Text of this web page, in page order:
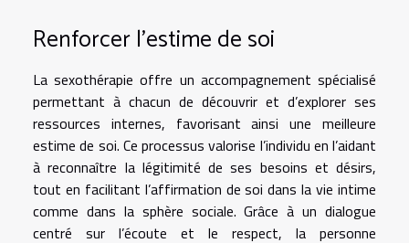
Renforcer l’estime de soi
La sexothérapie offre un accompagnement spécialisé
permettant à chacun de découvrir et d’explorer ses
ressources internes, favorisant ainsi une meilleure
estime de soi. Ce processus valorise l’individu en l’aidant
à reconnaître la légitimité de ses besoins et désirs,
tout en facilitant l’affirmation de soi dans la vie intime
comme dans la sphère sociale. Grâce à un dialogue
centré sur l’écoute et le respect, la personne